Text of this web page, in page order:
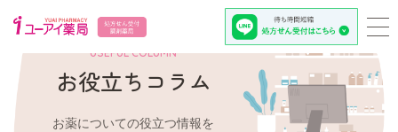
USEFUL COLUMN
お役立ちコラム
お薬についての役立つ情報を